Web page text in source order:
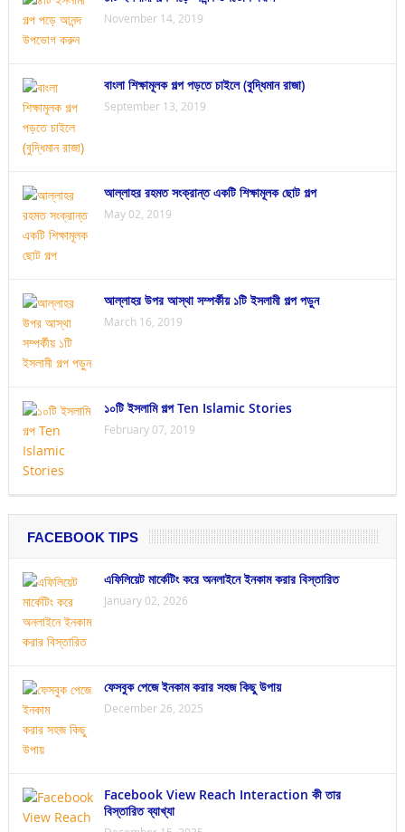
November 14, 2019
বাংলা শিক্ষামূলক গল্প পড়তে চাইলে (বুদ্ধিমান রাজা)
September 13, 2019
আল্লাহর রহমত সংক্রান্ত একটি শিক্ষামূলক ছোট গল্প
May 02, 2019
আল্লাহর উপর আস্থা সম্পর্কীয় ১টি ইসলামী গল্প পড়ুন
March 16, 2019
১০টি ইসলামি গল্প Ten Islamic Stories
February 07, 2019
FACEBOOK TIPS
এফিলিয়েট মার্কেটিং করে অনলাইনে ইনকাম করার বিস্তারিত
January 02, 2026
ফেসবুক পেজে ইনকাম করার সহজ কিছু উপায়
December 26, 2025
Facebook View Reach Interaction কী তার
বিস্তারিত ব্যাখ্যা